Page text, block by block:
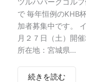
ツルハパークゴル
で 毎年恒例のKHB
加者募集中です。
月２７日（土）開
所在地：宮城県...
続きを読む